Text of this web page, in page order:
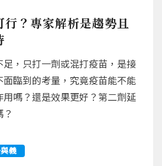
？專家解析是趨勢且
，只打一劑或混打疫苗，是接
臨到的考量，究竟疫苗能不能
嗎？還是效果更好？第二劑延
義